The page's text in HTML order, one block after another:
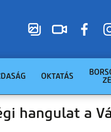
OKTATÁS
hangulat a